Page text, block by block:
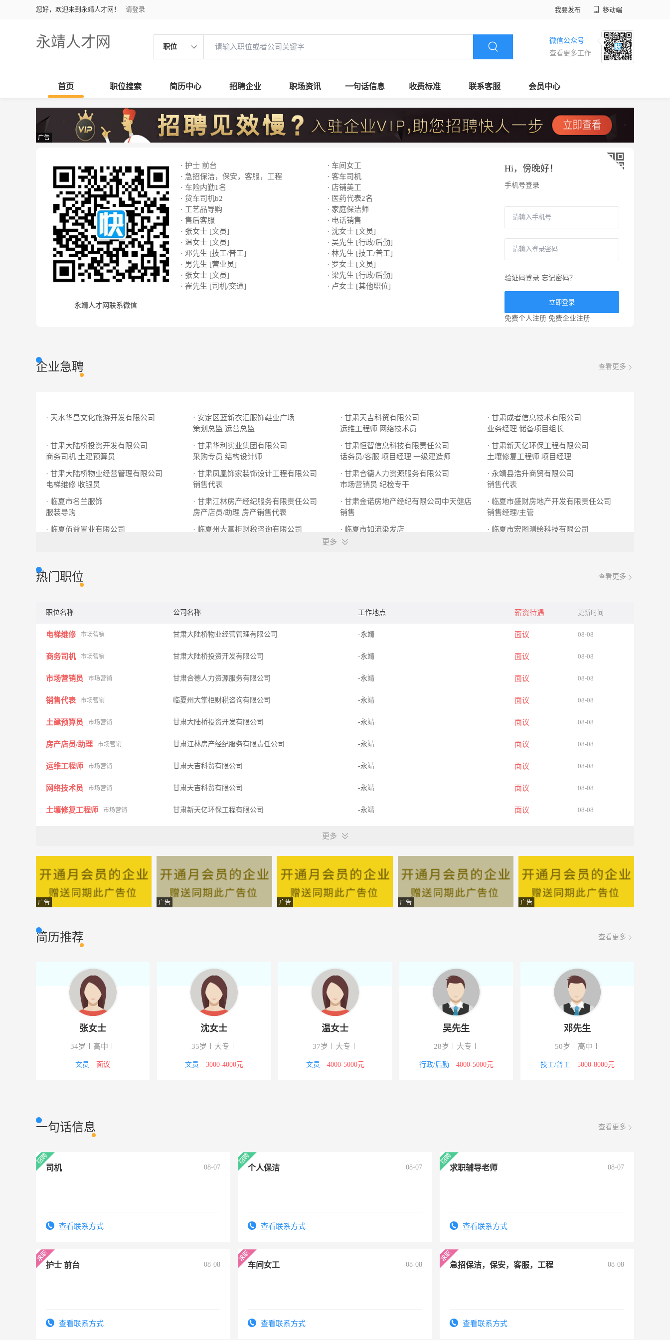
您好，欢迎来到永靖人才网！ 请登录 我要发布 移动端
永靖人才网 职位
微信公众号
查看更多工作
首页 职位搜索 简历中心 招聘企业 职场资讯 一句话信息 收费标准 联系客服 会员中心
广告
永靖人才网联系微信
· 护士 前台
· 车间女工
· 急招保洁，保安，客服，工程
· 客车司机
· 车险内勤1名
· 店铺美工
· 货车司机b2
· 医药代表2名
· 工艺品导购
· 家庭保洁师
· 售后客服
· 电话销售
· 张女士 [文员]
· 沈女士 [文员]
· 温女士 [文员]
· 吴先生 [行政/后勤]
· 邓先生 [技工/普工]
· 林先生 [技工/普工]
· 男先生 [营业员]
· 罗女士 [文员]
· 张女士 [文员]
· 梁先生 [行政/后勤]
· 崔先生 [司机/交通]
· 卢女士 [其他职位]
Hi， 傍晚好！
手机号登录
验证码登录 忘记密码？
立即登录
免费个人注册 免费企业注册
企业急聘 查看更多
· 天水华昌文化旅游开发有限公司
· 安定区蓝新衣汇服饰鞋业广场
策划总监 运营总监
· 甘肃天吉科贸有限公司
运维工程师 网络技术员
· 甘肃成者信息技术有限公司
业务经理 储备项目组长
· 甘肃大陆桥投资开发有限公司
商务司机 土建预算员
· 甘肃华利实业集团有限公司
采购专员 结构设计师
· 甘肃恒智信息科技有限责任公司
话务员/客服 项目经理 一级建造师
· 甘肃新天亿环保工程有限公司
土壤修复工程师 项目经理
· 甘肃大陆桥物业经营管理有限公司
电梯维修 收银员
· 甘肃凤凰饰家装饰设计工程有限公司
销售代表
· 甘肃合德人力资源服务有限公司
市场营销员 纪检专干
· 永靖县浩升商贸有限公司
销售代表
· 临夏市名兰服饰
服装导购
· 甘肃江林房产经纪服务有限责任公司
房产店员/助理 房产销售代表
· 甘肃金诺房地产经纪有限公司中天健店
销售
· 临夏市盛财房地产开发有限责任公司
销售经理/主管
· 临夏佰益置业有限公司
· 临夏州大掌柜财税咨询有限公司
· 临夏市如流染发店
染发学徒
· 临夏市宏图测绘科技有限公司
更多
热门职位 查看更多
职位名称 公司名称 工作地点 薪资待遇 更新时间
电梯维修 市场营销 甘肃大陆桥物业经营管理有限公司 -永靖 面议 08-08
商务司机 市场营销 甘肃大陆桥投资开发有限公司 -永靖 面议 08-08
市场营销员 市场营销 甘肃合德人力资源服务有限公司 -永靖 面议 08-08
销售代表 市场营销 临夏州大掌柜财税咨询有限公司 -永靖 面议 08-08
土建预算员 市场营销 甘肃大陆桥投资开发有限公司 -永靖 面议 08-08
房产店员/助理 市场营销 甘肃江林房产经纪服务有限责任公司 -永靖 面议 08-08
运维工程师 市场营销 甘肃天吉科贸有限公司 -永靖 面议 08-08
网络技术员 市场营销 甘肃天吉科贸有限公司 -永靖 面议 08-08
土壤修复工程师 市场营销 甘肃新天亿环保工程有限公司 -永靖 面议 08-08
采购专员 市场营销 甘肃华利实业集团有限公司 -永靖 面议 08-08
修理花工 市场营销 甘肃大陆桥物业经营管理有限公司 -永靖 面议 08-08
销售代表 市场营销
销售代表 市场营销 永靖县浩升商贸有限公司 -永靖 08-08
染发学徒 其他类型 临夏市如流染发店 08-08
市场营销 临夏佰益置业有限公司 08-08
测绘专业人员 其他类型 临夏市宏图测绘科技有限公司 08-08
更多
广告 广告 广告 广告 广告
简历推荐 查看更多
张女士
34岁 高中
文员 面议
沈女士
35岁 大专
文员 3000-4000元
温女士
37岁 大专
文员 4000-5000元
吴先生
28岁 大专
行政/后勤 4000-5000元
邓先生
50岁 高中
技工/普工 5000-8000元
一句话信息 查看更多
司机 08-07
查看联系方式
个人保洁 08-07
查看联系方式
求职辅导老师 08-07
查看联系方式
护士 前台 08-08
查看联系方式
车间女工 08-08
查看联系方式
急招保洁，保安，客服，工程 08-08
查看联系方式